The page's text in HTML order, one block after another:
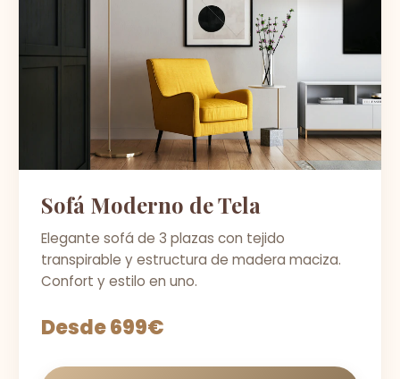
Sofá Moderno de Tela
Elegante sofá de 3 plazas con tejido
transpirable y estructura de madera maciza.
Confort y estilo en uno.
Desde 699€